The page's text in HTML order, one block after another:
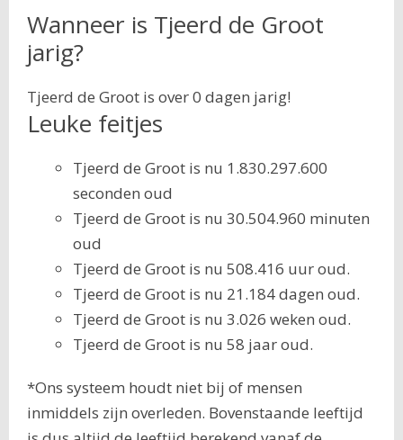
Wanneer is Tjeerd de Groot
jarig?
Tjeerd de Groot is over 0 dagen jarig!
Leuke feitjes
Tjeerd de Groot is nu 1.830.297.600
seconden oud
Tjeerd de Groot is nu 30.504.960 minuten
oud
Tjeerd de Groot is nu 508.416 uur oud.
Tjeerd de Groot is nu 21.184 dagen oud.
Tjeerd de Groot is nu 3.026 weken oud.
Tjeerd de Groot is nu 58 jaar oud.
*Ons systeem houdt niet bij of mensen
inmiddels zijn overleden. Bovenstaande leeftijd